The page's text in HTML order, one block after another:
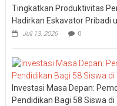
Tingkatkan Produktivitas
Hadirkan Eskavator Pribadi
Juli 13, 2026 0
Investasi Masa Depan:
Pendidikan Bagi 58 Siswa